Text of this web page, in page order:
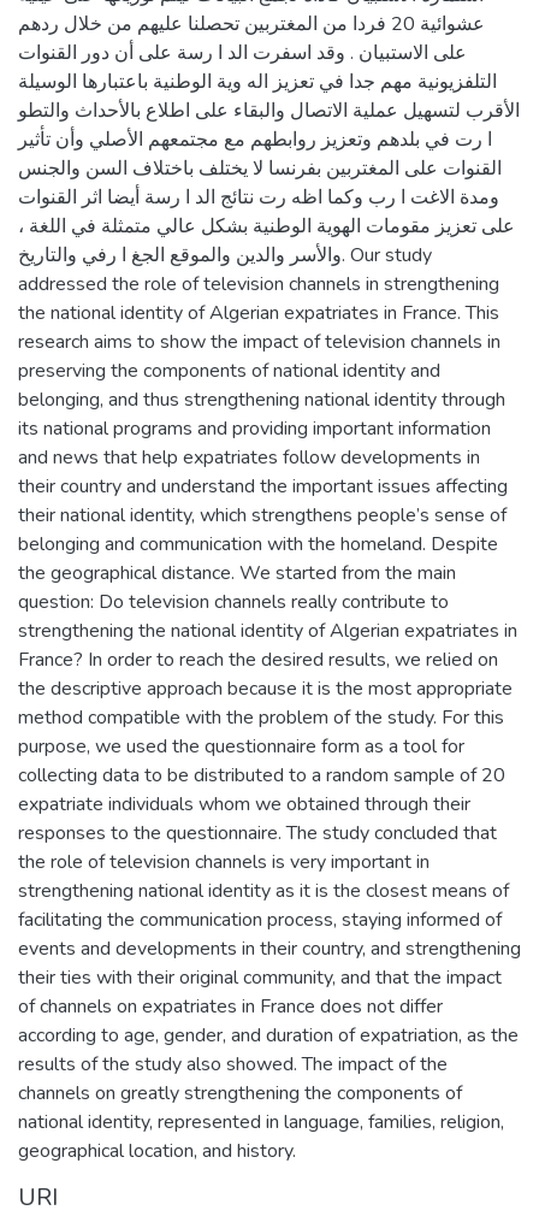
عشوائية 20 فردا من المغتربين تحصلنا عليهم من خلال ردهم
على الاستبيان . وقد اسفرت الد ا رسة على أن دور القنوات
التلفزيونية مهم جدا في تعزيز اله وية الوطنية باعتبارها الوسيلة
الأقرب لتسهيل عملية الاتصال والبقاء على اطلاع بالأحداث والتطو
ا رت في بلدهم وتعزيز روابطهم مع مجتمعهم الأصلي وأن تأثير
القنوات على المغتربين بفرنسا لا يختلف باختلاف السن والجنس
ومدة الاغت ا رب وكما اظه رت نتائج الد ا رسة أيضا اثر القنوات
على تعزيز مقومات الهوية الوطنية بشكل عالي متمثلة في اللغة ،
والأسر والدين والموقع الجغ ا رفي والتاريخ. Our study
addressed the role of television channels in strengthening
the national identity of Algerian expatriates in France. This
research aims to show the impact of television channels in
preserving the components of national identity and
belonging, and thus strengthening national identity through
its national programs and providing important information
and news that help expatriates follow developments in
their country and understand the important issues affecting
their national identity, which strengthens people’s sense of
belonging and communication with the homeland. Despite
the geographical distance. We started from the main
question: Do television channels really contribute to
strengthening the national identity of Algerian expatriates in
France? In order to reach the desired results, we relied on
the descriptive approach because it is the most appropriate
method compatible with the problem of the study. For this
purpose, we used the questionnaire form as a tool for
collecting data to be distributed to a random sample of 20
expatriate individuals whom we obtained through their
responses to the questionnaire. The study concluded that
the role of television channels is very important in
strengthening national identity as it is the closest means of
facilitating the communication process, staying informed of
events and developments in their country, and strengthening
their ties with their original community, and that the impact
of channels on expatriates in France does not differ
according to age, gender, and duration of expatriation, as the
results of the study also showed. The impact of the
channels on greatly strengthening the components of
national identity, represented in language, families, religion,
geographical location, and history.
URI